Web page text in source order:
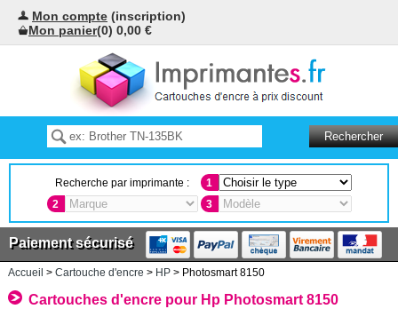
Mon compte (inscription)
Mon panier(0) 0,00 €
Recherche par imprimante :
1
2
3
Paiement sécurisé
Accueil > Cartouche d'encre > HP> Photosmart 8150
Cartouches d'encre pour Hp Photosmart 8150